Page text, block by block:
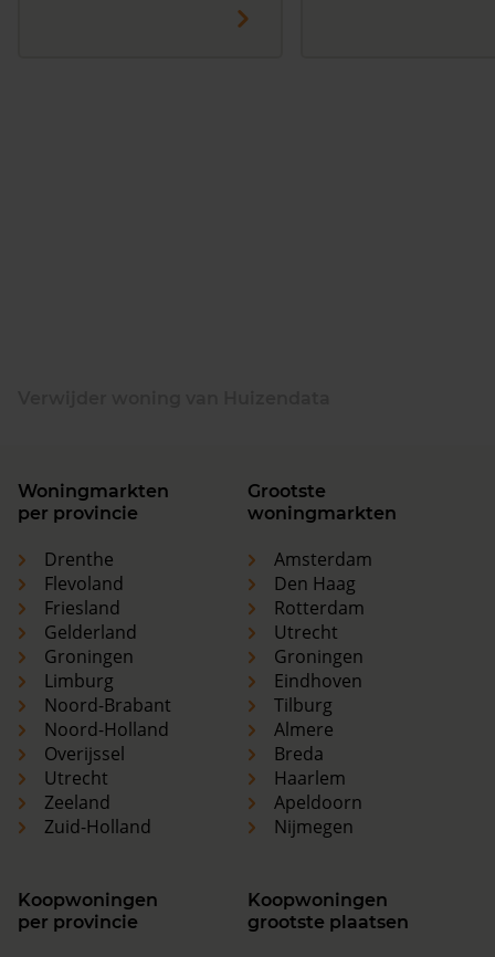
Woningmarkten
per provincie
Drenthe
Flevoland
Friesland
Gelderland
Groningen
Limburg
Noord-Brabant
Noord-Holland
Overijssel
Utrecht
Zeeland
Zuid-Holland
Grootste
woningmarkten
Amsterdam
Den Haag
Rotterdam
Utrecht
Groningen
Eindhoven
Tilburg
Almere
Breda
Haarlem
Apeldoorn
Nijmegen
Koopwoningen
per provincie
Koopwoningen
grootste plaatsen